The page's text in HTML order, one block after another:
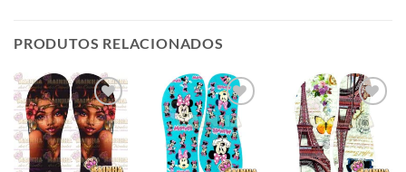
PRODUTOS RELACIONADOS